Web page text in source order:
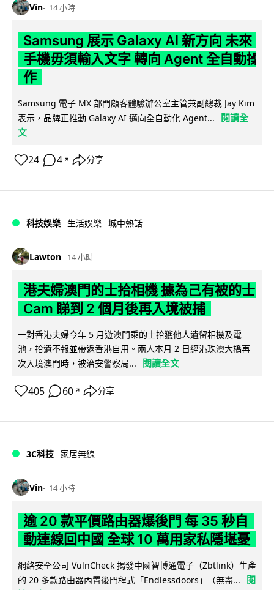
Vin 14 小時
Samsung 展示 Galaxy AI 新方向 未來
手機毋須輸入文字 轉向 Agent 全自動操
作
Samsung 電子 MX 部門顧客體驗辦公室主管兼副總裁 Jay Kim
表示，品牌正推動 Galaxy AI 邁向全自動化 Agent...
閱讀全
文
24 4 ↗ 分享
科技娛樂 生活娛樂 城中熱話
Lawton 14 小時
港夫婦澳門的士拾相機 據為己有被的士
Cam 睇到 2 個月後再入境被捕
一對香港夫婦今年 5 月遊澳門乘的士拾獲他人遺留相機及電
池，拾遺不報並帶返香港自用。兩人本月 2 日經港珠澳大橋再
次入境澳門時，被治安警察局...
閱讀全文
405 60 ↗ 分享
3C科技 家居無線
Vin 14 小時
逾 20 款平價路由器爆後門 每 35 秒自
動連線回中國 全球 10 萬用家私隱堪憂
網絡安全公司 VulnCheck 揭發中國智博通電子（Zbtlink）生產
的 20 多款路由器內置後門程式「Endlessdoors」（無盡...
閱